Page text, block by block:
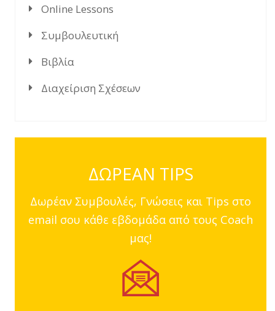
Online Lessons
Συμβουλευτική
Βιβλία
Διαχείριση Σχέσεων
ΔΩΡΕΑΝ TIPS
Δωρέαν Συμβουλές, Γνώσεις και Tips στο
email σου κάθε εβδομάδα από τους Coach
μας!